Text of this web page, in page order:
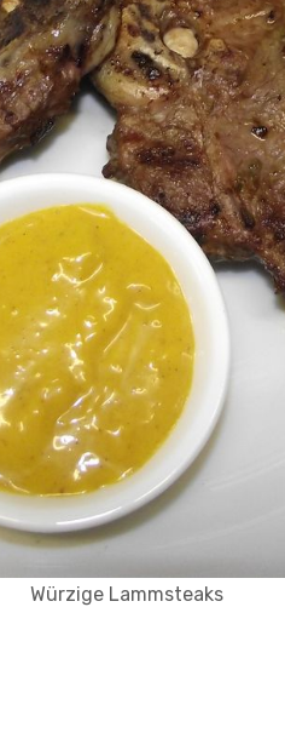
Würzige Lammsteaks